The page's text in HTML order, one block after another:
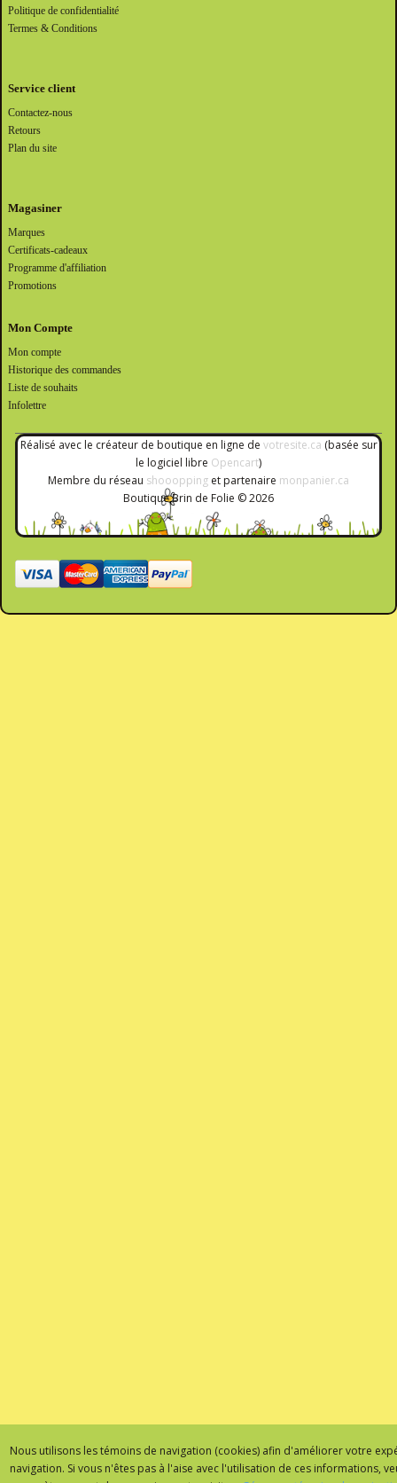
Politique de confidentialité
Termes & Conditions
Service client
Contactez-nous
Retours
Plan du site
Magasiner
Marques
Certificats-cadeaux
Programme d'affiliation
Promotions
Mon Compte
Mon compte
Historique des commandes
Liste de souhaits
Infolettre
Réalisé avec le créateur de boutique en ligne de votresite.ca (basée sur
le logiciel libre Opencart)
Membre du réseau shooopping et partenaire monpanier.ca
Boutique Brin de Folie © 2026
Nous utilisons les témoins de navigation (cookies) afin d'améliorer votre
navigation. Si vous n'êtes pas à l'aise avec l'utilisation de ces informations,